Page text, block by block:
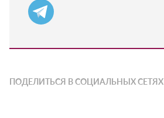
ПОДЕЛИТЬСЯ В СОЦИАЛЬНЫХ СЕТЯХ